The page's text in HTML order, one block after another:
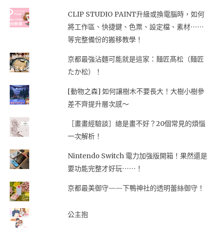
CLIP STUDIO PAINT升級或換電腦時，如何
將工作區、快捷鍵、色票、設定檔、素材⋯⋯
等完整備份的搬移教學！
京都最強沾麵可能就是這家：麺匠髙松（麺匠
たか松）！
[動物之森] 如何讓樹木不要長大！大樹小樹參
差不齊提升層次感～
［畫畫經驗談］總是畫不好？20個常見的煩惱
一次解析！
Nintendo Switch 電力加強版開箱！果然還是
要功能完整才好玩⋯⋯！
京都最美御守——下鴨神社的透明蕾絲御守！
公主抱